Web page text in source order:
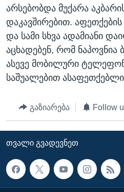
ᲛᲔᲪᲜᲘᲔᲠᲔᲑᲐ
ᲘᲜᲢᲔᲠᲕᲘᲣ
ᲙᲣᲚᲢᲣᲠᲐ
ᲒᲐᲚᲘᲚᲔᲝ
ᲓᲔᲖᲘᲜᲤᲝᲠᲛᲐᲪᲘᲐ
ᲗᲕᲐᲚᲘ ᲒᲕᲐᲓᲔᲕᲜᲔᲗ
ენები
არსებობდა მუქარა
დაკავშირებით.
და სამი სხვა ადამიანი
აცხადებენ, რომ ნაპოვნია
ასევე მობილური
საშუალებით
გაზიარება Follow
ᲗᲕᲐᲚᲘ ᲒᲕᲐᲓᲔᲕᲜᲔᲗ